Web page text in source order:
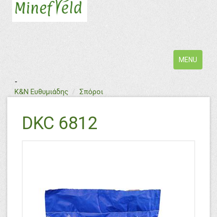
Toggle
navigation
MENU
-
Κ&Ν Ευθυμιάδης
Σπόροι
DKC 6812